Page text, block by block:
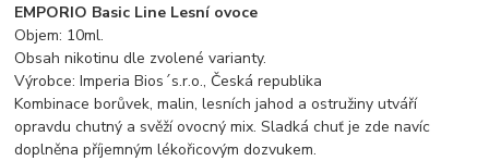
EMPORIO Basic Line Lesní ovoce
Objem: 10ml.
Obsah nikotinu dle zvolené varianty.
Výrobce: Imperia Bios´s.r.o., Česká republika
Kombinace borůvek, malin, lesních jahod a ostružiny utváří
opravdu chutný a svěží ovocný mix. Sladká chuť je zde navíc
doplněna příjemným lékořicovým dozvukem.